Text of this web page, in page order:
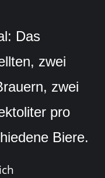
Das
zwei
zwei
pro
Biere.